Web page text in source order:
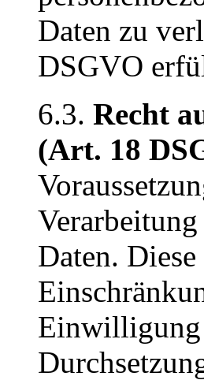
Daten zu
DSGVO
6.3. Recht
(Art. 18
Daten.
Einwilligung